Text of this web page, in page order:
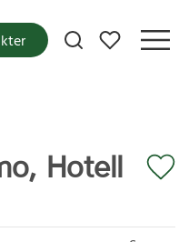
Mina favoriter
Hotell